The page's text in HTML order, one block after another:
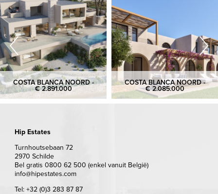
COSTA BLANCA NOORD -
€ 2.891.000
COSTA BLANCA NOORD -
€ 2.085.000
Hip Estates
Turnhoutsebaan 72
2970 Schilde
Bel gratis 0800 62 500 (enkel vanuit België)
info@hipestates.com
Tel: +32 (0)3 283 87 87